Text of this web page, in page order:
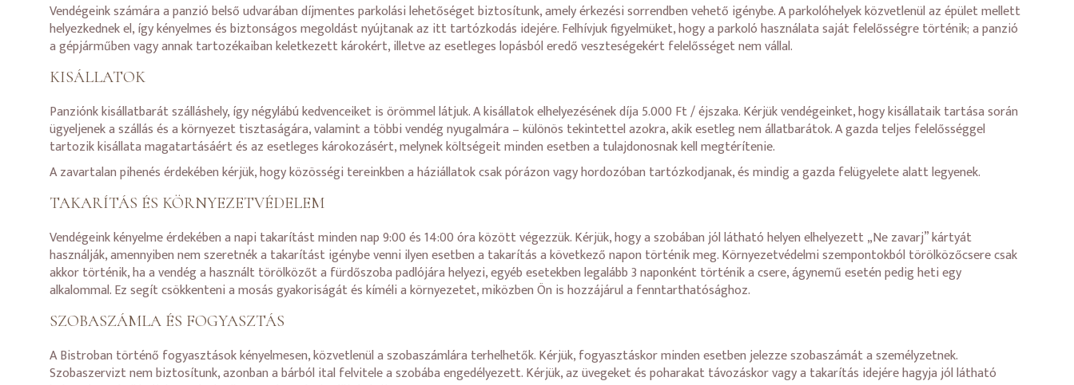
Vendégeink számára a panzió belső udvarában díjmentes parkolási lehetőséget biztosítunk, amely érkezési sorrendben vehető igénybe. A parkolóhelyek közvetlenül az épület mellett
helyezkednek el, így kényelmes és biztonságos megoldást nyújtanak az itt tartózkodás idejére. Felhívjuk figyelmüket, hogy a parkoló használata saját felelősségre történik; a panzió
a gépjárműben vagy annak tartozékaiban keletkezett károkért, illetve az esetleges lopásból eredő veszteségekért felelősséget nem vállal.
KISÁLLATOK
Panziónk kisállatbarát szálláshely, így négylábú kedvenceiket is örömmel látjuk. A kisállatok elhelyezésének díja 5.000 Ft / éjszaka. Kérjük vendégeinket, hogy kisállataik tartása során
ügyeljenek a szállás és a környezet tisztaságára, valamint a többi vendég nyugalmára – különös tekintettel azokra, akik esetleg nem állatbarátok. A gazda teljes felelősséggel
tartozik kisállata magatartásáért és az esetleges károkozásért, melynek költségeit minden esetben a tulajdonosnak kell megtérítenie.
A zavartalan pihenés érdekében kérjük, hogy közösségi tereinkben a háziállatok csak pórázon vagy hordozóban tartózkodjanak, és mindig a gazda felügyelete alatt legyenek.
TAKARÍTÁS ÉS KÖRNYEZETVÉDELEM
Vendégeink kényelme érdekében a napi takarítást minden nap 9:00 és 14:00 óra között végezzük. Kérjük, hogy a szobában jól látható helyen elhelyezett „Ne zavarj” kártyát
használják, amennyiben nem szeretnék a takarítást igénybe venni ilyen esetben a takarítás a következő napon történik meg. Környezetvédelmi szempontokból törölközőcsere csak
akkor történik, ha a vendég a használt törölközőt a fürdőszoba padlójára helyezi, egyéb esetekben legalább 3 naponként történik a csere, ágynemű esetén pedig heti egy
alkalommal. Ez segít csökkenteni a mosás gyakoriságát és kíméli a környezetet, miközben Ön is hozzájárul a fenntarthatósághoz.
SZOBASZÁMLA ÉS FOGYASZTÁS
A Bistroban történő fogyasztások kényelmesen, közvetlenül a szobaszámlára terhelhetők. Kérjük, fogyasztáskor minden esetben jelezze szobaszámát a személyzetnek.
Szobaszervizt nem biztosítunk, azonban a bárból ital felvitele a szobába engedélyezett. Kérjük, az üvegeket és poharakat távozáskor vagy a takarítás idejére hagyja jól látható